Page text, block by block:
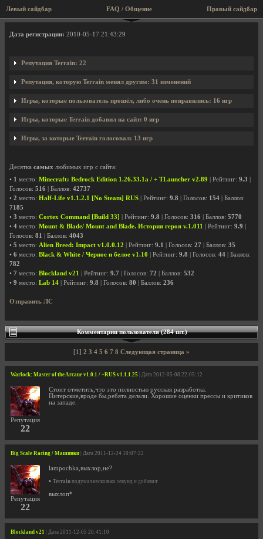
Левый сайдбар Правый сайдбар
FAQ / Общение
Профиль пользователя Terrain
Дата регистрации: 2010-05-17 21:43:29
Репутация Terrain: 22
Репутация, которую Terrain менял другим: 31 изменений
Игры, которые пользователь прошёл, либо очень понравились: 16 игр
Игры, которые Terrain добавил на сайт: 0 игр
Игры, за которые Terrain голосовал: 13 игр
Десятка самых любимых игр с сайта:
• 1 место: Minecraft: Bedrock Edition 1.26.33.1a / + TLauncher v2.89 | Рейтинг: 9.3
Голосов: 516 | Баллов: 42737
• 2 место: Half-Life v1.1.2.1 [No Steam] RUS | Рейтинг: 9.8 | Голосов: 154 | Баллов:
7185
• 3 место: Cortex Command [Build 33] | Рейтинг: 9.8 | Голосов: 316 | Баллов: 5770
• 4 место: Mount & Blade/ Mount and Blade. История героя v.1.011 | Рейтинг: 9.9
Голосов: 81 | Баллов: 4043
• 5 место: Alien Breed: Impact v1.0.0.12 | Рейтинг: 9.1 | Голосов: 27 | Баллов: 35
• 6 место: Black & White / Черное и белое v1.10 | Рейтинг: 9.8 | Голосов: 44 | Баллов:
782
• 7 место: Blockland v21 | Рейтинг: 9.7 | Голосов: 72 | Баллов: 532
• 9 место: Lab 14 | Рейтинг: 9.8 | Голосов: 80 | Баллов: 236
Отправить ЛС
Комментарии пользователя (284 шт.)
[1] 2 3 4 5 6 7 8 Следующая страница »
Warlock: Master of the Arcane v1.0.1 / +RUS v1.1.1.25 | Дата 2012-05-08 22:05:12
Репутация
22
Стоит отметить,что это полностью русская разработка.
Питерские,вроде бы,ребята делали. Хорошие оценки прессы и критиков
на западе.
Big Scale Racing / Машинки | Дата 2011-12-24 10:07:22
Репутация
22
lampochka,выхлор,не?
• Terrain подумал несколько секунд и добавил:
выхлоп*
Blockland v21 | Дата 2011-12-05 20:41:10